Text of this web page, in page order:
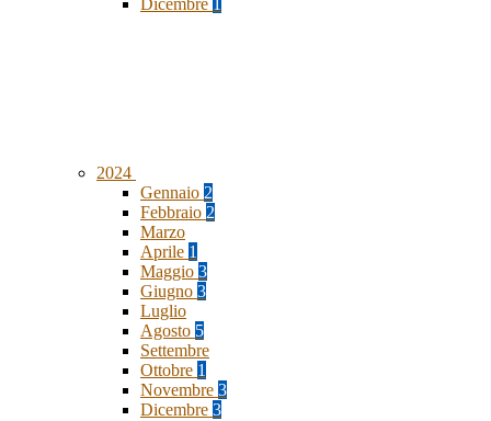
Dicembre 1
2024
Gennaio 2
Febbraio 2
Marzo
Aprile 1
Maggio 3
Giugno 3
Luglio
Agosto 5
Settembre
Ottobre 1
Novembre 3
Dicembre 3